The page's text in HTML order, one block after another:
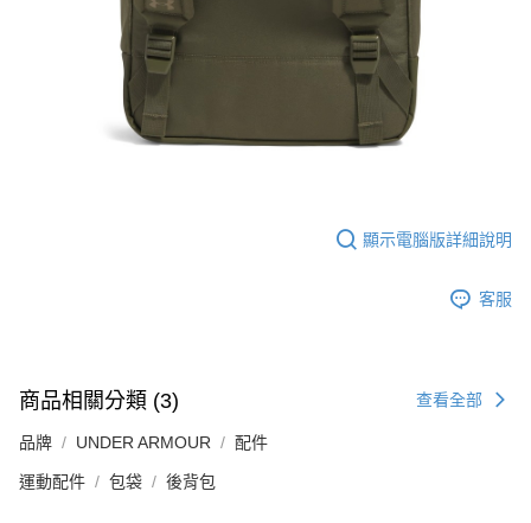
顯示電腦版詳細說明
客服
商品相關分類 (3) 查看全部
品牌 UNDER ARMOUR 配件
運動配件 包袋 後背包